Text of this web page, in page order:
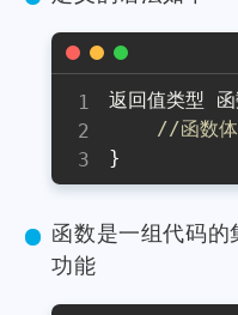
返回值类型 函
//函数体
}
函数是一组代码的
功能